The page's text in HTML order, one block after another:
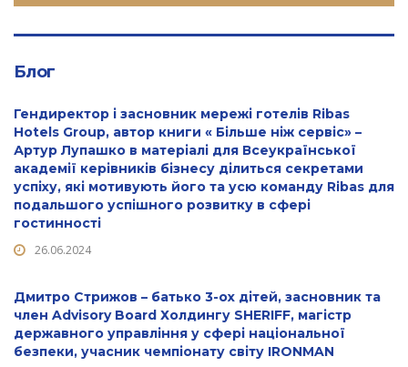
Блог
Гендиректор і засновник мережі готелів Ribas
Hotels Group, автор книги « Більше ніж сервіс» –
Артур Лупашко в матеріалі для Всеукраїнської
академії керівників бізнесу ділиться секретами
успіху, які мотивують його та усю команду Ribas для
подальшого успішного розвитку в сфері
гостинності
26.06.2024
Дмитро Стрижов – батько 3-ох дітей, засновник та
член Advisory Board Холдингу SHERIFF, магістр
державного управління у сфері національної
безпеки, учасник чемпіонату світу IRONMAN